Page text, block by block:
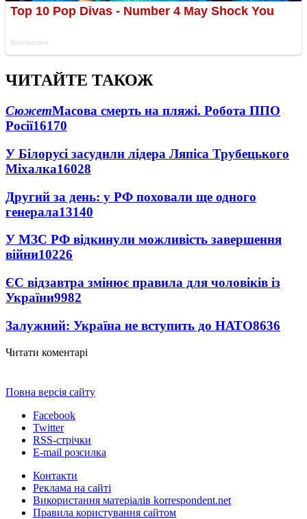
ЧИТАЙТЕ ТАКОЖ
СюжетМасова смерть на пляжі. Робота ППО
Росії16170
У Білорусі засудили лідера Ляпіса Трубецького
Міхалка16028
Другий за день: у РФ поховали ще одного
генерала13140
У МЗС РФ відкинули можливість завершення
війни10226
ЄС відзавтра змінює правила для чоловіків із
України9982
Залужний: Україна не вступить до НАТО8636
Читати коментарі
Повна версія сайту
Facebook
Twitter
RSS-стрічки
E-mail розсилка
Контакти
Реклама на сайті
Використання матеріалів korrespondent.net
Правила користування сайтом